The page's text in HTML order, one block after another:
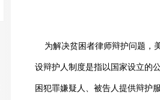
为解决贫困者律师辩护问题，
设辩护人制度是指以国家设立的
困犯罪嫌疑人、被告人提供辩护